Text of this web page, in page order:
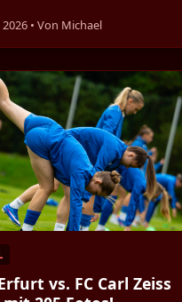
2026 • Von Michael
vs. FC Carl Zeiss